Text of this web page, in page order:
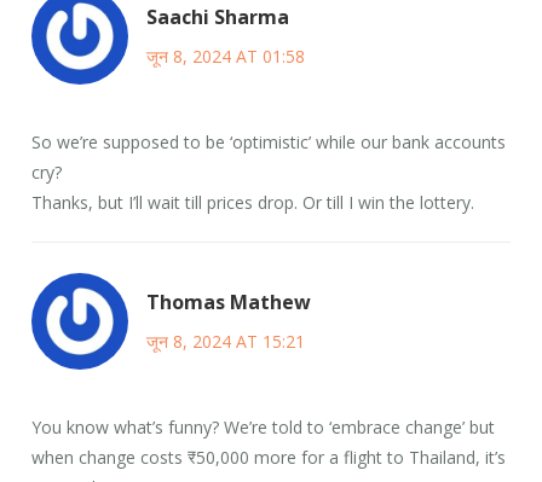
Saachi Sharma
जून 8, 2024 AT 01:58
So we’re supposed to be ‘optimistic’ while our bank accounts
cry?
Thanks, but I’ll wait till prices drop. Or till I win the lottery.
Thomas Mathew
जून 8, 2024 AT 15:21
You know what’s funny? We’re told to ‘embrace change’ but
when change costs ₹50,000 more for a flight to Thailand, it’s